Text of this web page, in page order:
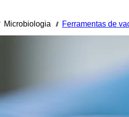
Microbiologia /// Ferramentas de